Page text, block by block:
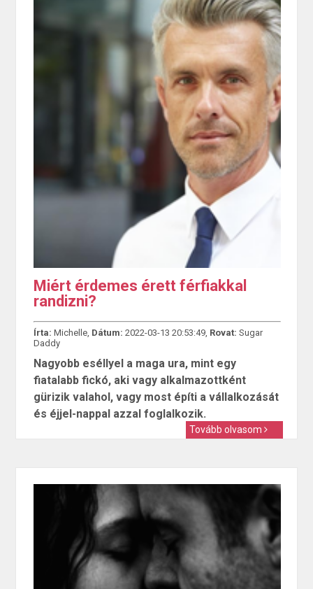
Miért érdemes érett férfiakkal
randizni?
Írta: Michelle, Dátum: 2022-03-13 20:53:49, Rovat: Sugar
Daddy
Nagyobb eséllyel a maga ura, mint egy
fiatalabb fickó, aki vagy alkalmazottként
gürizik valahol, vagy most építi a vállalkozását
és éjjel-nappal azzal foglalkozik.
Tovább olvasom